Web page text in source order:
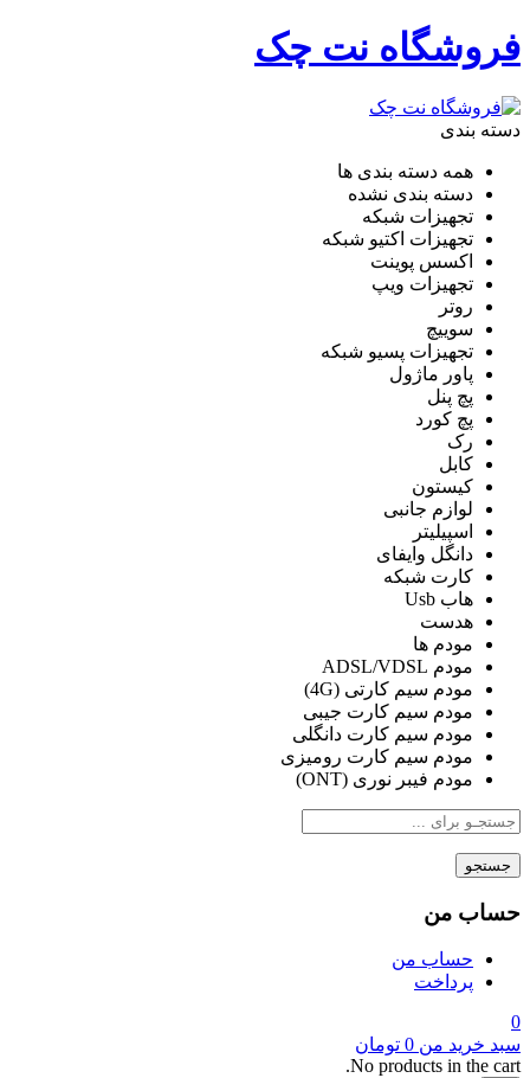
فروشگاه نت چک
دسته بندی
همه دسته بندی ها
دسته بندی نشده
تجهیزات شبکه
تجهیزات اکتیو شبکه
اکسس پوینت
تجهیزات ویپ
روتر
سوییچ
تجهیزات پسیو شبکه
پاور ماژول
پچ پنل
پچ کورد
رک
کابل
کیستون
لوازم جانبی
اسپیلیتر
دانگل وایفای
کارت شبکه
هاب Usb
هدست
مودم ها
مودم ADSL/VDSL
مودم سیم کارتی (4G)
مودم سیم کارت جیبی
مودم سیم کارت دانگلی
مودم سیم کارت رومیزی
مودم فیبر نوری (ONT)
جستجو
حساب من
حساب من
پرداخت
0
سبد خرید من 0 تومان
No products in the cart.